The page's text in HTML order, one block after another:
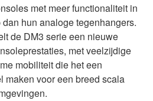
met meer functionaliteit in
hun analoge tegenhangers.
de DM3 serie een nieuwe
met veelzijdige
mobiliteit die het een
maken voor een breed scala